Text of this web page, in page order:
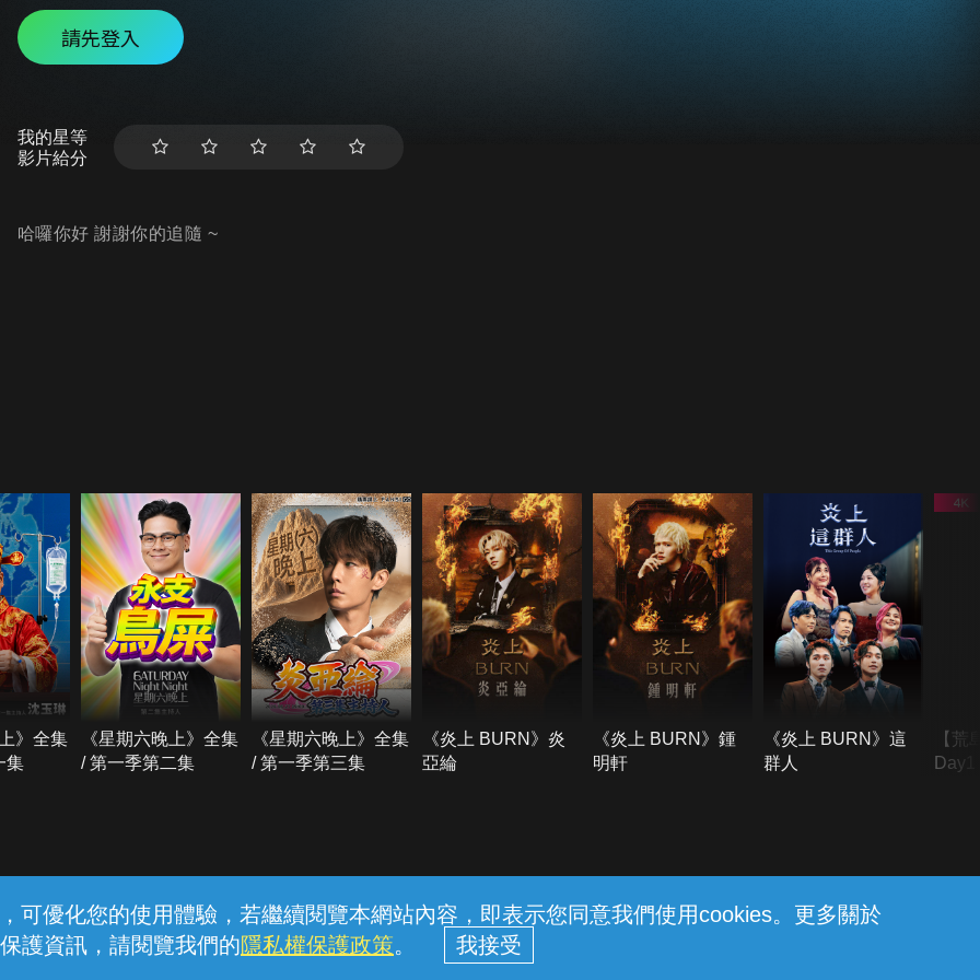
可優化您的使用體驗，若繼續閱覽本網站內容，即表示您同意我們使用cookies。更多關於
護資訊，請閱覽我們的隱私權保護政策。
請先登入
我的星等
影片給分
哈囉你好 謝謝你的追隨 ~
》全集
集
《星期六晚上》全集
/ 第一季第二集
《星期六晚上》全集
/ 第一季第三集
《炎上 BURN》炎
亞綸
《炎上 BURN》鍾
明軒
《炎上 BURN》這
群人
【荒
線上客服 服務條款 隱私權保護
中華電信股份有限公司個人家庭分公司 (統一編號：96979949) © 2026